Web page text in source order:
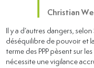
Christian
Il y a d’autres dangers,
déséquilibre de pouvoir et
terme des PPP pèsent sur
nécessite une vigilance